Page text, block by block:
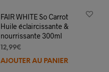
FAIR WHITE So Carrot
Huile éclaircissante &
nourrissante 300ml
12,99€
AJOUTER AU PANIER